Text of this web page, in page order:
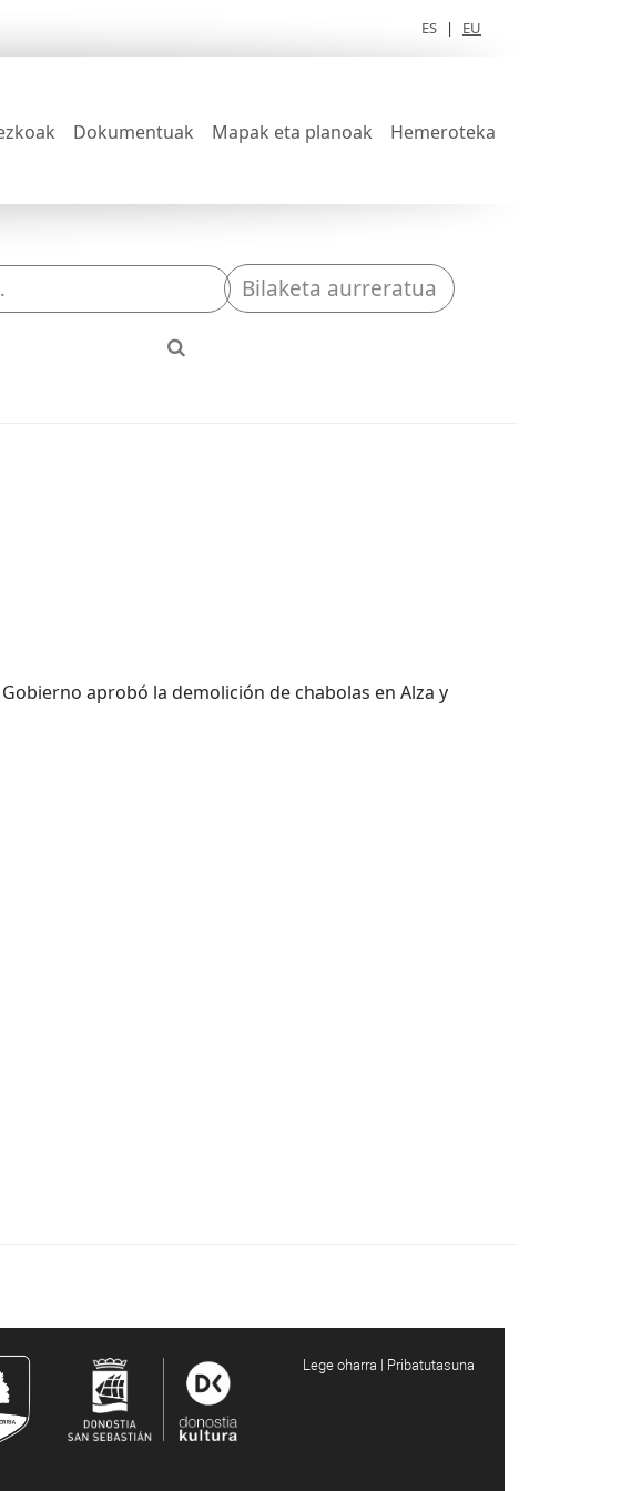
ES | EU
Dokumentuak Mapak eta planoak Hemeroteka
Bilaketa aurreratua
aprobó la demolición de chabolas en Alza y
Lege oharra | Pribatutasuna